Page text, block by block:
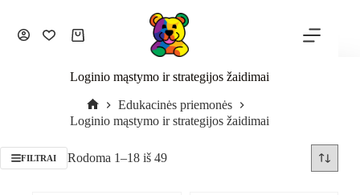
Loginio mąstymo ir strategijos žaidimai
Edukacinės priemonės
Loginio mąstymo ir strategijos žaidimai
FILTRAI Rodoma 1–18 iš 49